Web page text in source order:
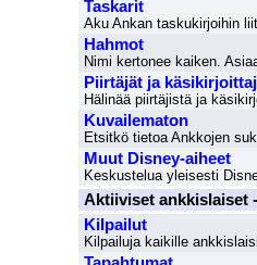
Taskarit
Aku Ankan taskukirjoihin
Hahmot
Nimi kertonee kaiken.
Piirtäjät ja
Hälinää piirtäjistä ja
Kuvailematon
Etsitkö tietoa Ankkojen
Muut Disney-aiheet
Keskustelua yleisesti
Aktiiviset ankkislaiset
Kilpailut
Kilpailuja kaikille